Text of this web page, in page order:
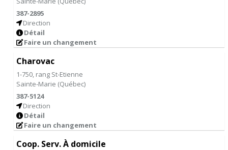
387-2895
Direction
Détail
Faire un changement
Charovac
1-750, rang St-Etienne
Sainte-Marie (Québec)
387-5124
Direction
Détail
Faire un changement
Coop. Serv. À domicile